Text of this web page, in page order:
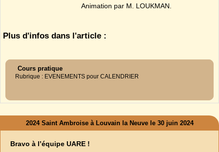
Animation par M. LOUKMAN.
Plus d'infos dans l'article :
Cours pratique
Rubrique : EVENEMENTS pour CALENDRIER
2024 Saint Ambroise à Louvain la Neuve le 30 juin 2024
Bravo à l’équipe UARE !